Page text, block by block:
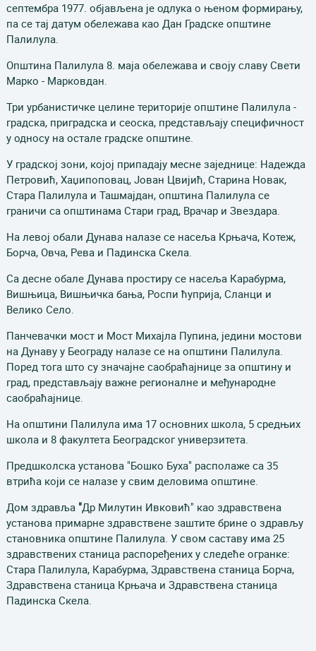
септембра 1977. објављена је одлука о њеном формирању,
па се тај датум обележава као Дан Градске општине
Палилула.
Општина Палилула 8. маја обележава и своју славу Свети
Марко - Марковдан.
Три урбанистичке целине територије општине Палилула -
градска, приградска и сеоска, представљају специфичност
у односу на остале градске општине.
У градској зони, којој припадају месне заједнице: Надежда
Петровић, Хаџипоповац, Јован Цвијић, Старина Новак,
Стара Палилула и Ташмајдан, општина Палилула се
граничи са општинама Стари град, Врачар и Звездара.
На левој обали Дунава налазе се насеља Крњача, Котеж,
Борча, Овча, Рева и Падинска Скела.
Са десне обале Дунава простиру се насеља Карабурма,
Вишњица, Вишњичка бања, Роспи ћуприја, Сланци и
Велико Село.
Панчевачки мост и Мост Михајла Пупина, једини мостови
на Дунаву у Београду налазе се на општини Палилула.
Поред тога што су значајне саобраћајнице за општину и
град, представљају важне регионалне и међународне
саобраћајнице.
На општини Палилула има 17 основних школа, 5 средњих
школа и 8 факултета Београдског универзитета.
Предшколска установа "Бошко Буха" располаже са 35
втрића који се налазе у свим деловима општине.
Дом здравља "Др Милутин Ивковић" као здравствена
установа примарне здравствене заштите брине о здрављу
становника општине Палилула. У свом саставу има 25
здравствених станица распоређених у следеће огранке:
Стара Палилула, Карабурма, Здравствена станица Борча,
Здравствена станица Крњача и Здравствена станица
Падинска Скела.